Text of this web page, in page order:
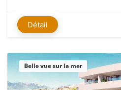
Détail
Belle vue sur la mer